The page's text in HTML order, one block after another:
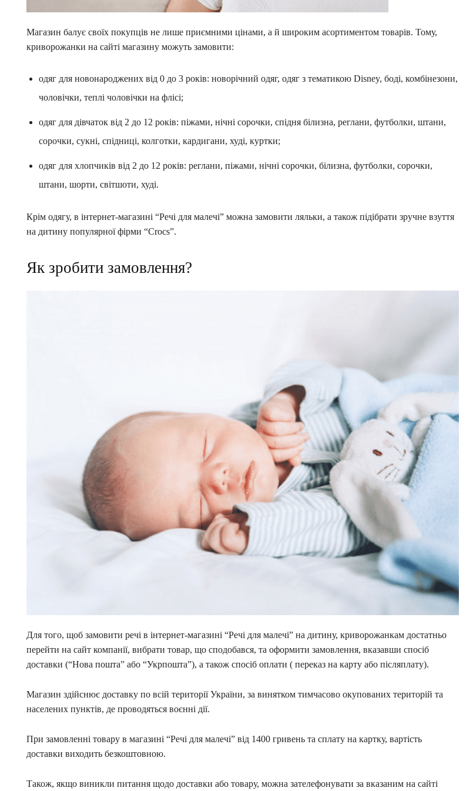
Магазин балує своїх покупців не лише приємними цінами, а й широким асортиментом товарів. Тому,
криворожанки на сайті магазину можуть замовити:
одяг для новонароджених від 0 до 3 років: новорічний одяг, одяг з тематикою Disney, боді, комбінезони,
чоловічки, теплі чоловічки на флісі;
одяг для дівчаток від 2 до 12 років: піжами, нічні сорочки, спідня білизна, реглани, футболки, штани,
сорочки, сукні, спідниці, колготки, кардигани, худі, куртки;
одяг для хлопчиків від 2 до 12 років: реглани, піжами, нічні сорочки, білизна, футболки, сорочки,
штани, шорти, світшоти, худі.
Крім одягу, в інтернет-магазині “Речі для малечі” можна замовити ляльки, а також підібрати зручне взуття
на дитину популярної фірми “Crocs”.
Як зробити замовлення?
Для того, щоб замовити речі в інтернет-магазині “Речі для малечі” на дитину, криворожанкам достатньо
перейти на сайт компанії, вибрати товар, що сподобався, та оформити замовлення, вказавши спосіб
доставки (“Нова пошта” або “Укрпошта”), а також спосіб оплати ( переказ на карту або післяплату).
Магазин здійснює доставку по всій території України, за винятком тимчасово окупованих територій та
населених пунктів, де проводяться воєнні дії.
При замовленні товару в магазині “Речі для малечі” від 1400 гривень та сплату на картку, вартість
доставки виходить безкоштовною.
Також, якщо виникли питання щодо доставки або товару, можна зателефонувати за вказаним на сайті